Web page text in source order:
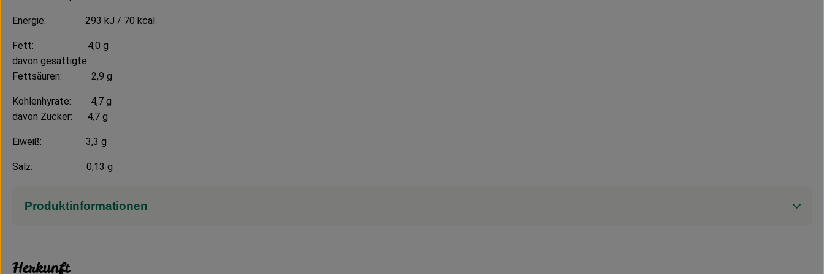
Energie: 293 kJ / 70 kcal
Fett: 4,0 g
davon gesättigte
Fettsäuren: 2,9 g
Kohlenhyrate: 4,7 g
davon Zucker: 4,7 g
Eiweiß: 3,3 g
Salz: 0,13 g
Produktinformationen
Herkunft